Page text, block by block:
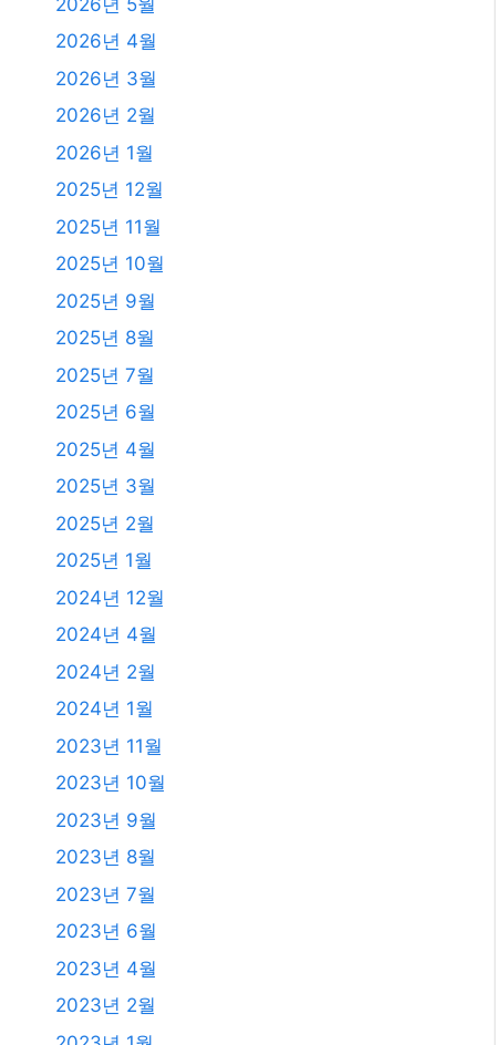
2025년 8월
2025년 7월
2025년 6월
2025년 4월
2025년 3월
2025년 2월
2025년 1월
2024년 12월
2024년 4월
2024년 2월
2024년 1월
2023년 11월
2023년 10월
2023년 9월
2023년 8월
2023년 7월
2023년 6월
2023년 4월
2023년 2월
2023년 1월
2021년 2월
2020년 12월
2020년 11월
2020년 9월
2020년 5월
2020년 4월
2019년 11월
2019년 8월